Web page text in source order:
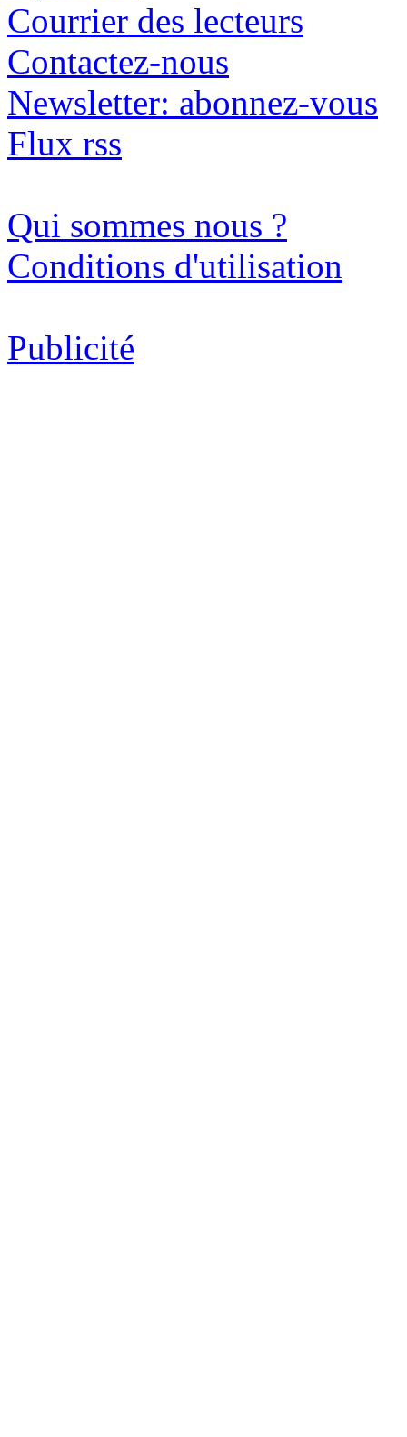
Courrier des lecteurs
Contactez-nous
Newsletter: abonnez-vous
Flux rss
Qui sommes nous ?
Conditions d'utilisation
Publicité